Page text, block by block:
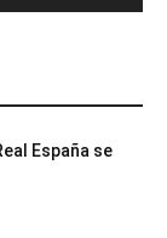
España se